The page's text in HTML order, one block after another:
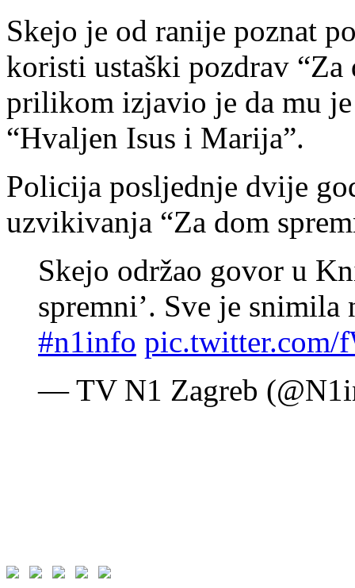
Skejo je od ranije poznat
koristi ustaški pozdrav “Za
prilikom izjavio je da mu
“Hvaljen Isus i Marija”.
Policija posljednje dvije
uzvikivanja “Za dom
Skejo održao govor u
spremni’. Sve je snimila
#n1info pic.twitter.com/
— TV N1 Zagreb